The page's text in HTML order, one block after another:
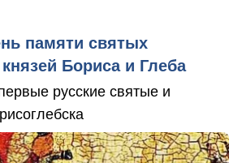
памяти святых
Бориса и Глеба
русские святые и